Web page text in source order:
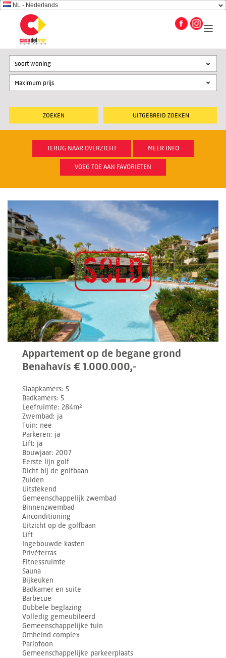
NL - Nederlands
UITGEBREID ZOEKEN
Soort woning
TERUG NAAR OVERZICHT MEER INFO
VOEG TOE AAN FAVORIETEN
Appartement op de begane grond
Benahavís € 1.000.000,-
Slaapkamers 5
Badkamers 5
Leefruimte 284m²
Zwembad ja
Tuin nee
Parkeren ja
Lift ja
Bouwjaar 2007
Eerste lijn golf
Dicht bij de golfbaan
Zuiden
Uitstekend
Gemeenschappelijk zwembad
Binnenzwembad
Airconditioning
Uitzicht op de golfbaan
Lift
Ingebouwde kasten
Privéterras
Fitnessruimte
Sauna
Bijkeuken
Badkamer en suite
Barbecue
Dubbele beglazing
Volledig gemeubileerd
Gemeenschappelijke tuin
Omheind complex
Parlofoon
Gemeenschappelijke parkeerplaats